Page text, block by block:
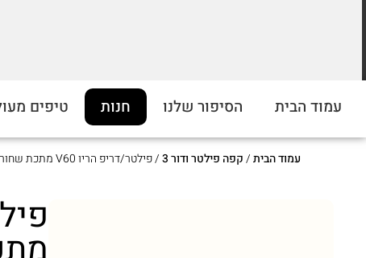
ברכישה מעל 5 קילו. כנסו לראות!
עמוד הבית הסיפור שלנו חנות טיפים
עמוד הבית/קפה פילטר ודור 3 / פילטר/דריפ הריו V60 מתכת שחורה – HARIO V60 COFFEE BLACK MATTE DRIPPER